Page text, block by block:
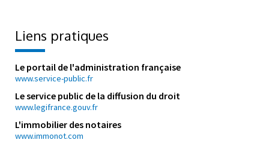
Liens pratiques
Le portail de l'administration française
www.service-public.fr
Le service public de la diffusion du droit
www.legifrance.gouv.fr
L'immobilier des notaires
www.immonot.com